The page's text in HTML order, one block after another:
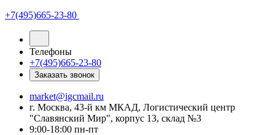
+7(495)665-23-80
Телефоны
+7(495)665-23-80
Заказать звонок
market@igcmail.ru
г. Москва, 43-й км МКАД, Логистический центр
"Славянский Мир", корпус 13, склад №3
9:00-18:00 пн-пт